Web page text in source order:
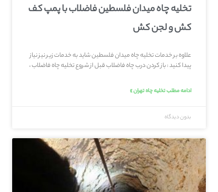
تخلیه چاه میدان فلسطین فاضلاب با پمپ کف
کش و لجن کش
علاوه بر خدمات تخلیه چاه میدان فلسطین شاید به خدمات زیر نیز نیاز
پیدا کنید : باز کردن درب چاه فاضلاب قبل از شروع تخلیه چاه فاضلاب ،
ادامه مطلب تخلیه چاه تهران »
بدون دیدگاه